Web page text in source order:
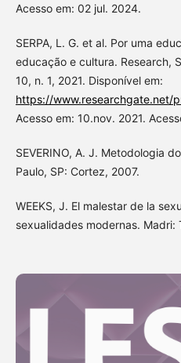
Acesso em: 02 jul. 2024.
SERPA, L. G. et al. Por uma
educação e cultura. Research,
10, n. 1, 2021. Disponível em:
https://www.researchgate.net/
Acesso em: 10.nov. 2021.
SEVERINO, A. J. Metodologia
Paulo, SP: Cortez, 2007.
WEEKS, J. El malestar de la
sexualidades modernas. Madri: